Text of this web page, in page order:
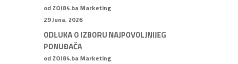
od ZOI84.ba Marketing
29 Juna, 2026
ODLUKA O IZBORU NAJPOVOLJNIJEG
PONUĐAČA
od ZOI84.ba Marketing